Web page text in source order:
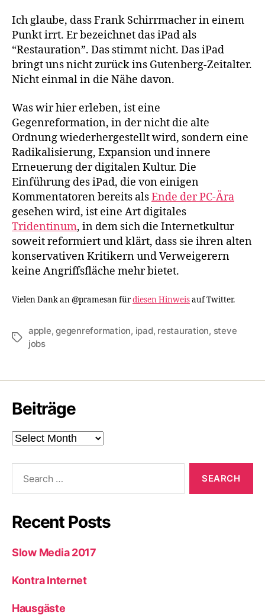
Ich glaube, dass Frank Schirrmacher in einem
Punkt irrt. Er bezeichnet das iPad als
“Restauration”. Das stimmt nicht. Das iPad
bringt uns nicht zurück ins Gutenberg-Zeitalter.
Nicht einmal in die Nähe davon.
Was wir hier erleben, ist eine
Gegenreformation, in der nicht die alte
Ordnung wiederhergestellt wird, sondern eine
Radikalisierung, Expansion und innere
Erneuerung der digitalen Kultur. Die
Einführung des iPad, die von einigen
Kommentatoren bereits alsEnde der PC-Ära
gesehen wird, ist eine Art digitales
Tridentinum, in dem sich die Internetkultur
soweit reformiert und klärt, dass sie ihren alten
konservativen Kritikern und Verweigerern
keine Angriffsfläche mehr bietet.
Vielen Dank an @pramesan fürdiesen Hinweisauf Twitter.
Tags
apple,gegenreformation, ipad, restauration, steve
jobs
Beiträge
Beiträge
Recent Posts
Slow Media 2017
Kontra Internet
Hausgäste